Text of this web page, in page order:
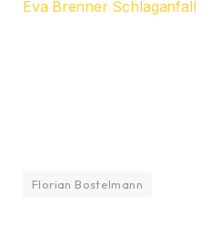
Eva Brenner Schlaganfall
Florian Bostelmann